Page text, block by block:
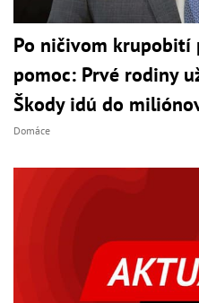
Po ničivom krupobití
pomoc: Prvé rodiny
Škody idú do
Domáce